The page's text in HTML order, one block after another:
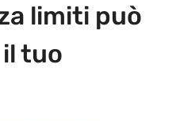
limiti può
tuo